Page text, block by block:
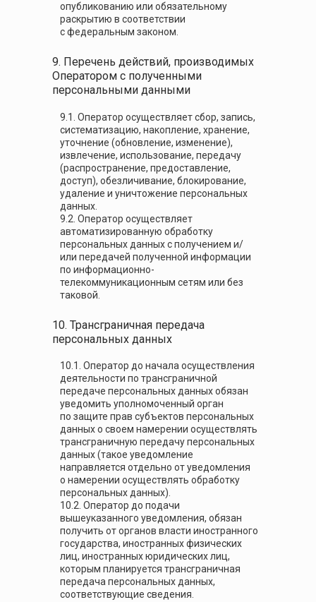
9. Перечень действий, производимых
Оператором с полученными
персональными данными
10. Трансграничная передача
персональных данных
опубликованию или обязательному
раскрытию в соответствии
с федеральным законом.
9.1. Оператор осуществляет сбор, запись,
систематизацию, накопление, хранение,
уточнение (обновление, изменение),
извлечение, использование, передачу
(распространение, предоставление,
доступ), обезличивание, блокирование,
удаление и уничтожение персональных
данных.
9.2. Оператор осуществляет
автоматизированную обработку
персональных данных с получением и/
или передачей полученной информации
по информационно-
телекоммуникационным сетям или без
таковой.
10.1. Оператор до начала осуществления
деятельности по трансграничной
передаче персональных данных обязан
уведомить уполномоченный орган
по защите прав субъектов персональных
данных о своем намерении осуществлять
трансграничную передачу персональных
данных (такое уведомление
направляется отдельно от уведомления
о намерении осуществлять обработку
персональных данных).
10.2. Оператор до подачи
вышеуказанного уведомления, обязан
получить от органов власти иностранного
государства, иностранных физических
лиц, иностранных юридических лиц,
которым планируется трансграничная
передача персональных данных,
соответствующие сведения.